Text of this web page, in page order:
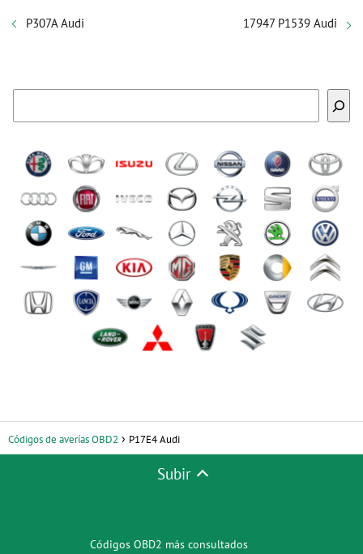
P307A Audi 17947 P1539 Audi
Códigos de averías OBD2 P17E4 Audi
Subir
Códigos OBD2 más consultados